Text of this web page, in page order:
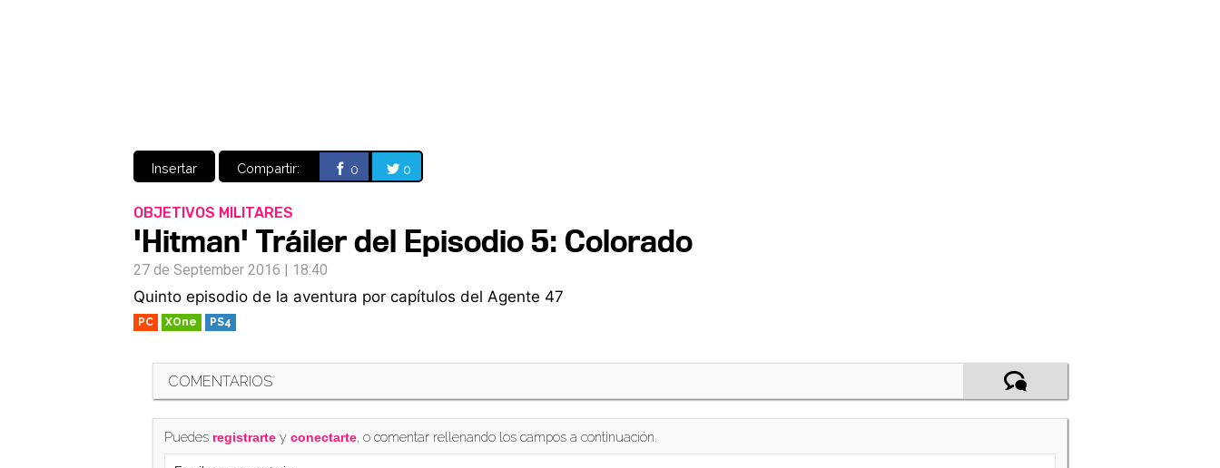
Insertar Compartir: 0 0
OBJETIVOS MILITARES
'Hitman' Tráiler del Episodio 5: Colorado
27 de September 2016 | 18:40
Quinto episodio de la aventura por capítulos del Agente 47
PC XOne PS4
COMENTARIOS
Puedes registrartey conectarte, o comentar rellenando los campos a continuación.